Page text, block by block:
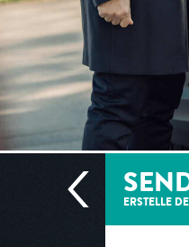
ERSTELLE